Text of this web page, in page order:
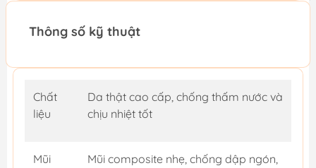
Thông số kỹ thuật
Chất
liệu
Da thật cao cấp, chống thấm nước và
chịu nhiệt tốt
Mũi
Mũi composite nhẹ, chống dập ngón,